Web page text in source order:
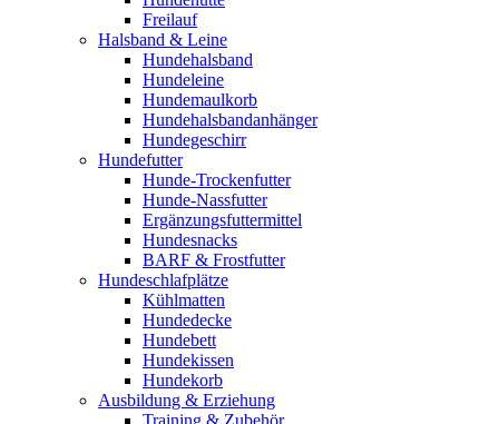
Freilauf
Halsband & Leine
Hundehalsband
Hundeleine
Hundemaulkorb
Hundehalsbandanhänger
Hundegeschirr
Hundefutter
Hunde-Trockenfutter
Hunde-Nassfutter
Ergänzungsfuttermittel
Hundesnacks
BARF & Frostfutter
Hundeschlafplätze
Kühlmatten
Hundedecke
Hundebett
Hundekissen
Hundekorb
Ausbildung & Erziehung
Training & Zubehör